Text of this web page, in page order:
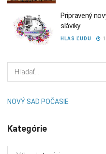
Pripravený
sláviky
HLAS ĽUDU
NOVÝ SAD POČASIE
Kategórie